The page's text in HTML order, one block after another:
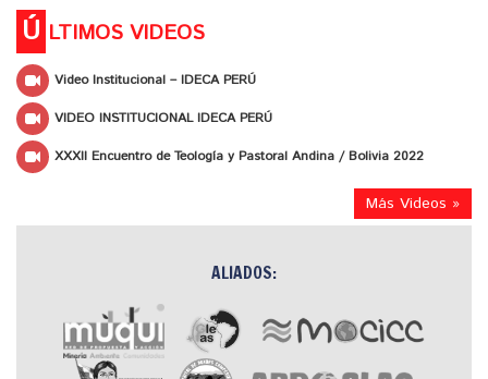
Ú LTIMOS VIDEOS
Video Institucional – IDECA PERÚ
VIDEO INSTITUCIONAL IDECA PERÚ
XXXII Encuentro de Teología y Pastoral Andina / Bolivia 2022
Más Videos »
ALIADOS: